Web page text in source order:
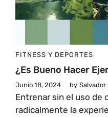
FITNESS Y DEPORTES
¿Es Bueno Hacer
Junio 18, 2024 by Salvador
Entrenar sin el uso de
radicalmente la